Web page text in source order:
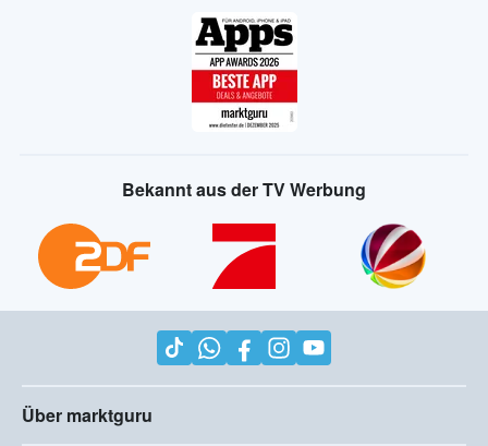
Bekannt aus der TV Werbung
Über marktguru